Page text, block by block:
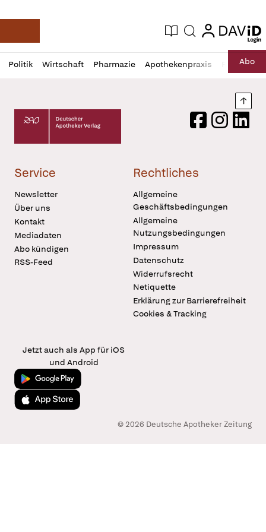
Deutsche Apotheker Zeitung
Aktuelle Ausgabe
Suche login
login
Politik Wirtschaft Pharmazie Apothekenpraxis RechtAbo
Profil
öffnen
Daz
Pur
Deutscher Apotheker Verlag Logo
FacebookInstagram
Service
Newsletter
Über uns
Kontakt
Mediadaten
Abo kündigen
RSS-Feed
Rechtliches
Allgemeine
Geschäftsbedingungen
Allgemeine
Nutzungsbedingungen
Impressum
Datenschutz
Widerrufsrecht
Netiquette
Erklärung zur Barrierefreiheit
Cookies & Tracking
Jetzt auch als App für iOS
und Android
Jetzt bei Google Play
Laden im App Store
© 2026 Deutsche Apotheker Zeitung